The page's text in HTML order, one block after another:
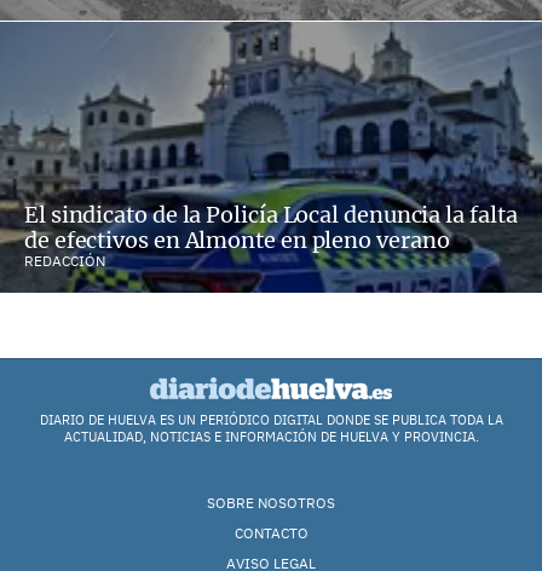
El sindicato de la Policía Local denuncia la falta
de efectivos en Almonte en pleno verano
REDACCIÓN
DIARIO DE HUELVA ES UN PERIÓDICO DIGITAL DONDE SE PUBLICA TODA LA
ACTUALIDAD, NOTICIAS E INFORMACIÓN DE HUELVA Y PROVINCIA.
SOBRE NOSOTROS
CONTACTO
AVISO LEGAL